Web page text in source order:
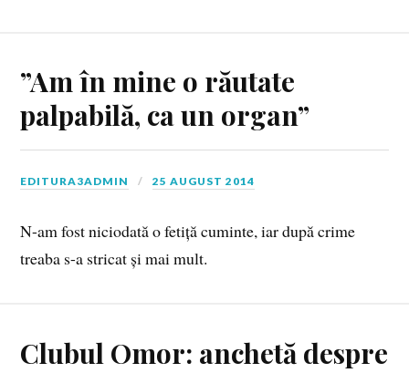
”Am în mine o răutate
palpabilă, ca un organ”
EDITURA3ADMIN 25 AUGUST 2014
N-am fost niciodată o fetiță cuminte, iar după crime
treaba s-a stricat și mai mult.
Clubul Omor: anchetă despre